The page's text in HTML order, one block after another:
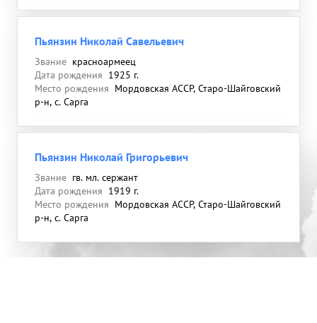
Пьянзин Николай Савельевич
Звание красноармеец
Дата рождения 1925 г.
Место рождения Мордовская АССР, Старо-Шайговский
р-н, с. Сарга
Пьянзин Николай Григорьевич
Звание гв. мл. сержант
Дата рождения 1919 г.
Место рождения Мордовская АССР, Старо-Шайговский
р-н, с. Сарга